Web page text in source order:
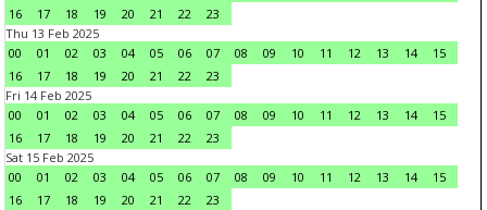
16
17 18 19 20 21 22
23
Thu 13 Feb 2025
00
01 02 03 04 05 06 07 08 09 10 11 12 13 14
15
16
17 18 19 20 21 22
23
Fri 14 Feb 2025
00
01 02 03 04 05 06 07 08 09 10 11 12 13 14
15
16
17 18 19 20 21 22
23
Sat 15 Feb 2025
00
01 02 03 04 05 06 07 08 09 10 11 12 13 14
15
16
17 18 19 20 21 22
23